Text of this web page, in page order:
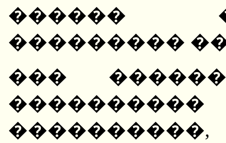
������
���������
���
����������,